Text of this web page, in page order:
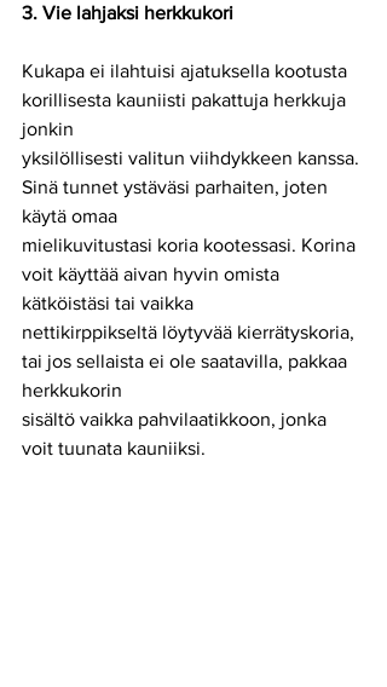
3. Vie lahjaksi herkkukori
Kukapa ei ilahtuisi ajatuksella kootusta
korillisesta kauniisti pakattuja herkkuja
jonkin
yksilöllisesti valitun viihdykkeen kanssa.
Sinä tunnet ystäväsi parhaiten, joten
käytä omaa
mielikuvitustasi koria kootessasi. Korina
voit käyttää aivan hyvin omista
kätköistäsi tai vaikka
nettikirppikseltä löytyvää kierrätyskoria,
tai jos sellaista ei ole saatavilla, pakkaa
herkkukorin
sisältö vaikka pahvilaatikkoon, jonka
voit tuunata kauniiksi.